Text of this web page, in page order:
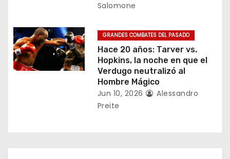
d
a
s
Salomone
GRANDES COMBATES DEL PASADO
Hace 20 años: Tarver vs.
Hopkins, la noche en que el
Verdugo neutralizó al
Hombre Mágico
Jun 10, 2026
Alessandro
Preite